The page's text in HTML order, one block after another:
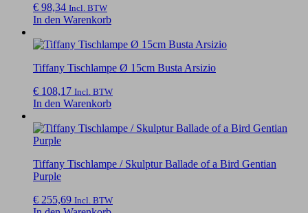
€ 98,34 Incl. BTW
In den Warenkorb
Tiffany Tischlampe Ø 15cm Busta Arsizio
€ 108,17 Incl. BTW
In den Warenkorb
Tiffany Tischlampe / Skulptur Ballade of a Bird Gentian
Purple
€ 255,69 Incl. BTW